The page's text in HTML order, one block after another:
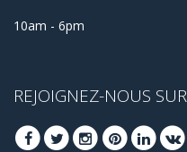
10am - 6pm
REJOIGNEZ-NOUS